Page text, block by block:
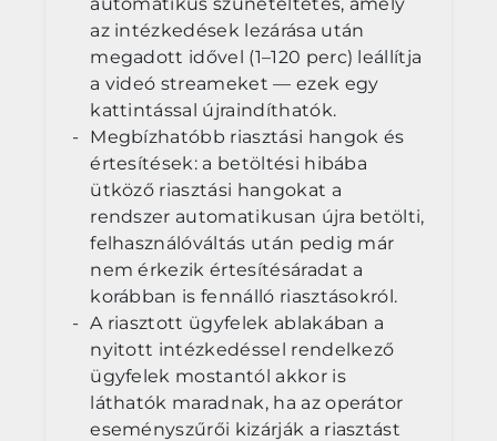
az intézkedések lezárása után
megadott idővel (1–120 perc) leállítja
a videó streameket — ezek egy
kattintással újraindíthatók.
Megbízhatóbb riasztási hangok és
értesítések: a betöltési hibába
ütköző riasztási hangokat a
rendszer automatikusan újra betölti,
felhasználóváltás után pedig már
nem érkezik értesítésáradat a
korábban is fennálló riasztásokról.
A riasztott ügyfelek ablakában a
nyitott intézkedéssel rendelkező
ügyfelek mostantól akkor is
láthatók maradnak, ha az operátor
eseményszűrői kizárják a riasztást